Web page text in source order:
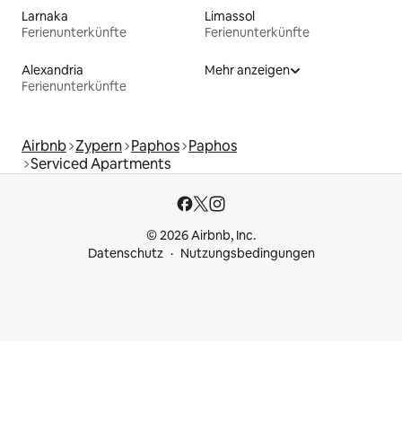
Larnaka
Ferienunterkünfte
Limassol
Ferienunterkünfte
Alexandria
Ferienunterkünfte
Mehr anzeigen
Airbnb Zypern Paphos Paphos
Serviced Apartments
© 2026 Airbnb, Inc.
Datenschutz
Nutzungsbedingungen